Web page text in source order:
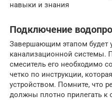
навыки и знания
Подключение
Завершающим этапом будет
канализационной системы.
смеситель его необходимо
четко по инструкции,
устройством. Помните, что
должны плотно прилегать к